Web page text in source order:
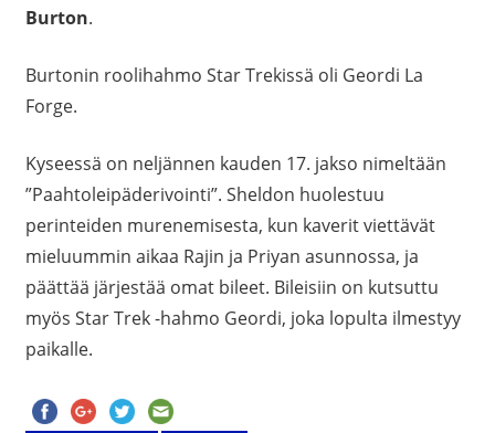
Burton.
Burtonin roolihahmo Star Trekissä oli Geordi La
Forge.
Kyseessä on neljännen kauden 17. jakso nimeltään
”Paahtoleipäderivointi”. Sheldon huolestuu
perinteiden murenemisesta, kun kaverit viettävät
mieluummin aikaa Rajin ja Priyan asunnossa, ja
päättää järjestää omat bileet. Bileisiin on kutsuttu
myös Star Trek -hahmo Geordi, joka lopulta ilmestyy
paikalle.